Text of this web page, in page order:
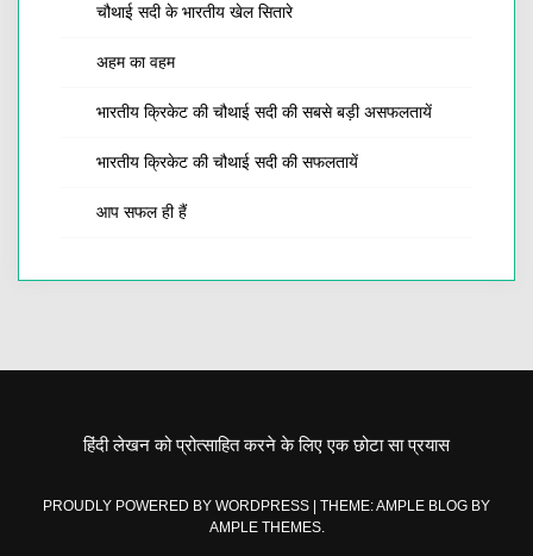
चौथाई सदी के भारतीय खेल सितारे
अहम का वहम
भारतीय क्रिकेट की चौथाई सदी की सबसे बड़ी असफलतायें
भारतीय क्रिकेट की चौथाई सदी की सफलतायें
आप सफल ही हैं
हिंदी लेखन को प्रोत्साहित करने के लिए एक छोटा सा प्रयास
PROUDLY POWERED BY WORDPRESS
THEME: AMPLE BLOG BY
AMPLE THEMES.